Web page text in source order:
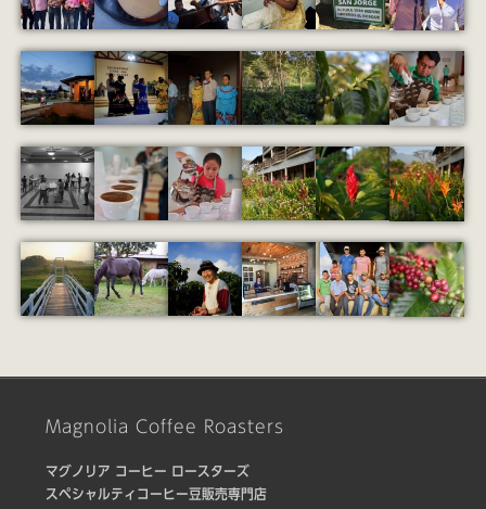
Magnolia Coffee Roasters
マグノリア コーヒー ロースターズ
スペシャルティコーヒー豆販売専門店